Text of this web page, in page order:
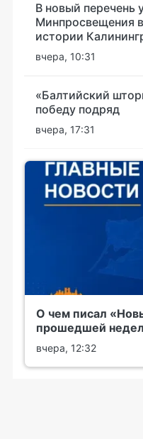
В новый перечень
Минпросвещения
истории
вчера, 10:31
«Балтийский
победу подряд
вчера, 17:31
О чем писал
прошедшей
вчера, 12:32